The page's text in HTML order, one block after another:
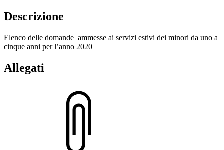
Descrizione
Elenco delle domande ammesse ai servizi estivi dei minori da uno a
cinque anni per l’anno 2020
Allegati